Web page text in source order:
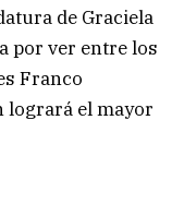
de Graciela
por ver entre los
Franco
logrará el mayor